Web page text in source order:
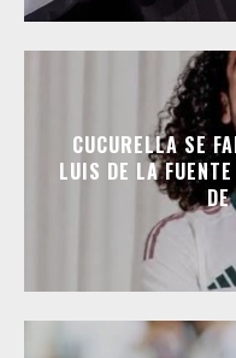
CUCURELLA SE
LUIS DE LA
DE